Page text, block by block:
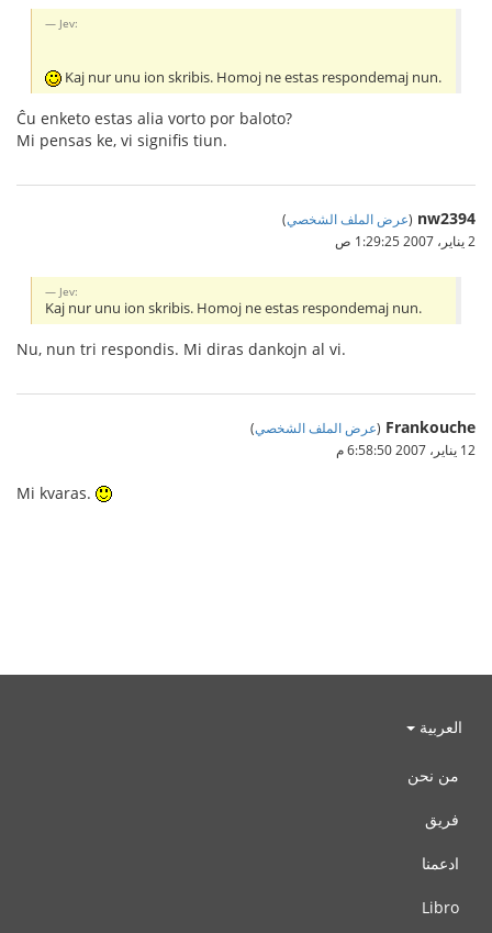
Jev:
Kaj nur unu ion skribis. Homoj ne estas respondemaj nun.
Ĉu enketo estas alia vorto por baloto?
Mi pensas ke, vi signifis tiun.
nw2394
(عرض الملف الشخصي)
2 يناير، 2007 1:29:25 ص
Jev:
Kaj nur unu ion skribis. Homoj ne estas respondemaj nun.
Nu, nun tri respondis. Mi diras dankojn al vi.
Frankouche
(عرض الملف الشخصي)
12 يناير، 2007 6:58:50 م
Mi kvaras.
العربية
من نحن
فريق
ادعمنا
Libro